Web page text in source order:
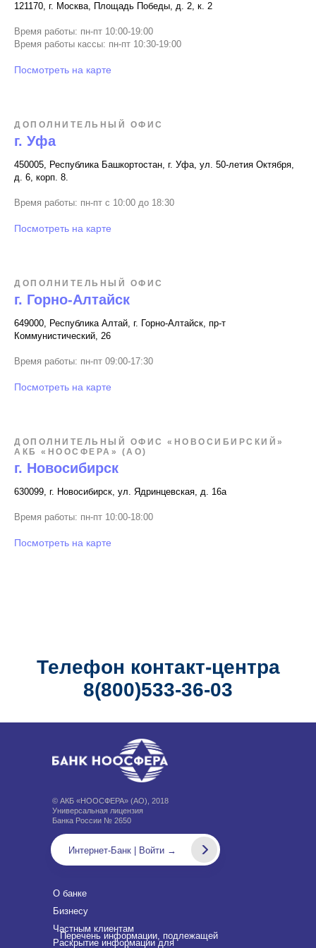
121170, г. Москва, Площадь Победы, д. 2, к. 2
Время работы: пн-пт 10:00-19:00
Время работы кассы: пн-пт 10:30-19:00
Посмотреть на карте
ДОПОЛНИТЕЛЬНЫЙ ОФИС
г. Уфа
450005, Республика Башкортостан, г. Уфа, ул. 50-летия Октября,
д. 6, корп. 8.
Время работы: пн-пт с 10:00 до 18:30
Посмотреть на карте
ДОПОЛНИТЕЛЬНЫЙ ОФИС
г. Горно-Алтайск
649000, Республика Алтай, г. Горно-Алтайск, пр-т
Коммунистический, 26
Время работы: пн-пт 09:00-17:30
Посмотреть на карте
ДОПОЛНИТЕЛЬНЫЙ ОФИС «НОВОСИБИРСКИЙ»
АКБ «НООСФЕРА» (АО)
г. Новосибирск
630099, г. Новосибирск, ул. Ядринцевская, д. 16а
Время работы: пн-пт 10:00-18:00
Посмотреть на карте
Телефон контакт-центра
8(800)533-36-03
Интернет-Банк | Войти →
© АКБ «НООСФЕРА» (АО), 2018
Универсальная лицензия
Банка России № 2650
О банке
Бизнесу
Частным клиентам
Раскрытие информации для
Перечень информации, подлежащей